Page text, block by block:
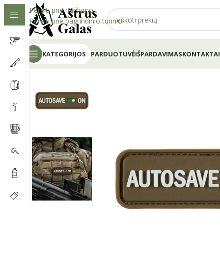
Pereiti prie naršymo
Pereiti prie pagrindinio turinio
KATEGORIJOS PARDUOTUVĖIŠPARDAVIMASKONTAKTAI